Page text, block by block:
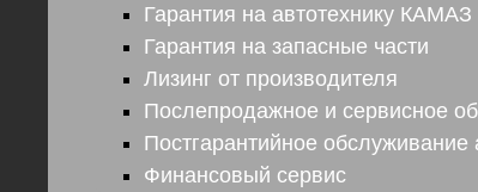
Гарантия на автотехнику КАМАЗ
Гарантия на запасные части
Лизинг от производителя
Послепродажное и сервисное
Постгарантийное
Финансовый сервис